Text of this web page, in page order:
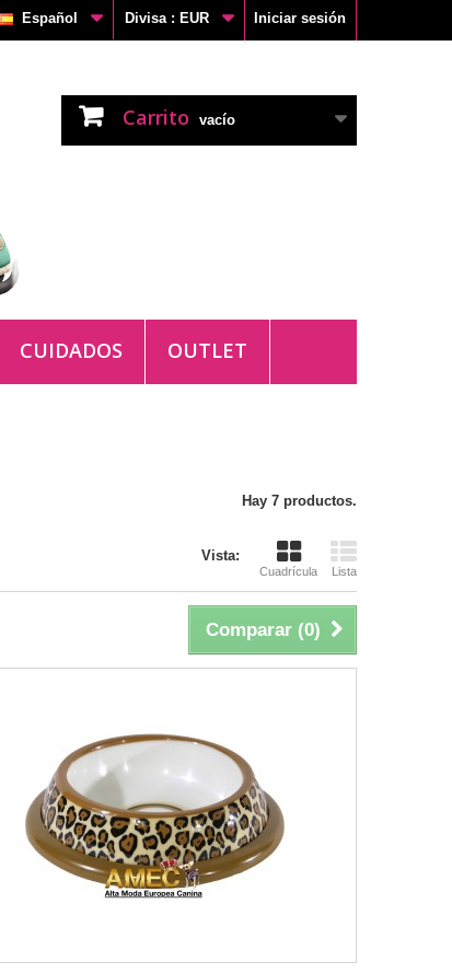
Iniciar sesión
Divisa : EUR
Español
Carrito vacío
CUIDADOS OUTLET
Hay 7 productos.
Vista:
Cuadrícula Lista
Comparar (0)